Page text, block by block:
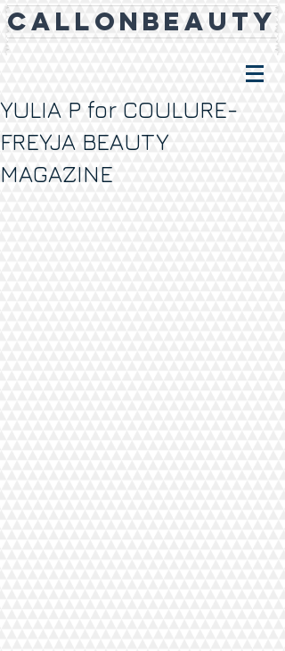
CALLONBEAUTY
YULIA P for COULURE-
FREYJA BEAUTY
MAGAZINE